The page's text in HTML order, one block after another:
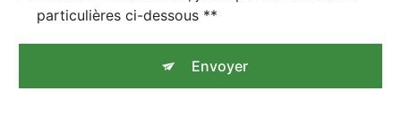
particulières ci-dessous **
Envoyer